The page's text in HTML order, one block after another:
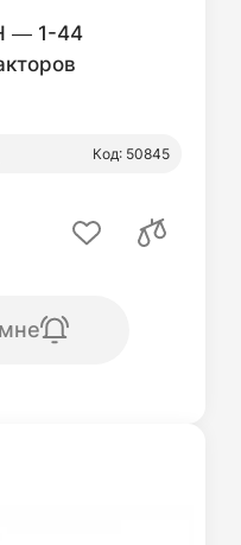
― 1-44
Код: 50845